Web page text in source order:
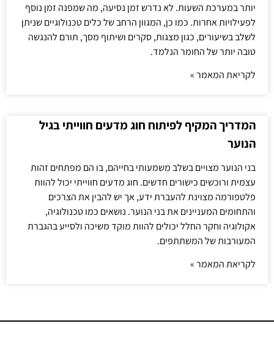
יותר במערכת השעות. לא נדרש זמן נסיעה, מה שמפנה זמן נוסף
לפעילויות אחרות. כמו כן, המגוון הרחב של כלים טכנולוגיים שניתן
לשלב בשיעורים, כגון מצגות, סקרים ושיתוף מסך, תורם להנגשה
טובה יותר של החומר הנלמד.
לקריאת המאמר »
המדריך המקיף לפיתוח חוג מדעים חווייתי בגיל
הנוער
בני הנוער מצויים בשלב משמעותי בחייהם, בו הם מפתחים זהות
עצמית ורוכשים כישורים חדשים. חוג מדעים חווייתי יכול להוות
פלטפורמה מצוינת להעברת ידע, אך יש להבין את הצרכים
והתחומים המעניינים את בני הנוער. נושאים כמו טכנולוגיה,
אקולוגיה וחקר החלל יכולים להוות מוקד משיכה ולסייע בהגברת
המעורבות של המשתתפים.
לקריאת המאמר »